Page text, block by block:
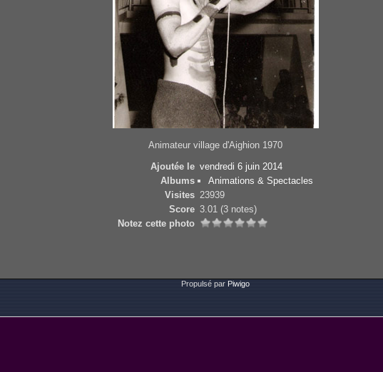
Animateur village d'Aighion 1970
Ajoutée le vendredi 6 juin 2014
Albums
Animations & Spectacles
Visites 23939
Score 3.01 (3 notes)
Notez cette photo
Propulsé par Piwigo